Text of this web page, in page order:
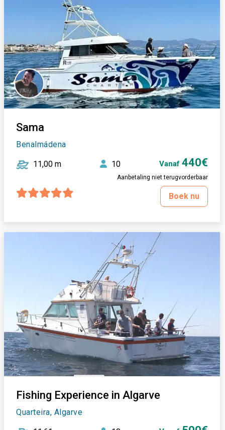
Sama
Benalmádena
11,00 m 10 Vanaf 440€
Aanbetaling niet terugvorderbaar
Boek nu
Fishing Experience in Algarve
Quarteira, Algarve